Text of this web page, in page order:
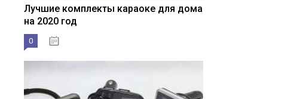
Лучшие комплекты караоке для дома
на 2020 год
0